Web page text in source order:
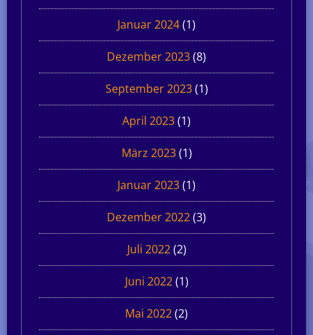
Januar 2024(1)
Dezember 2023(8)
September 2023(1)
April 2023(1)
März 2023(1)
Januar 2023(1)
Dezember 2022(3)
Juli 2022(2)
Juni 2022(1)
Mai 2022(2)